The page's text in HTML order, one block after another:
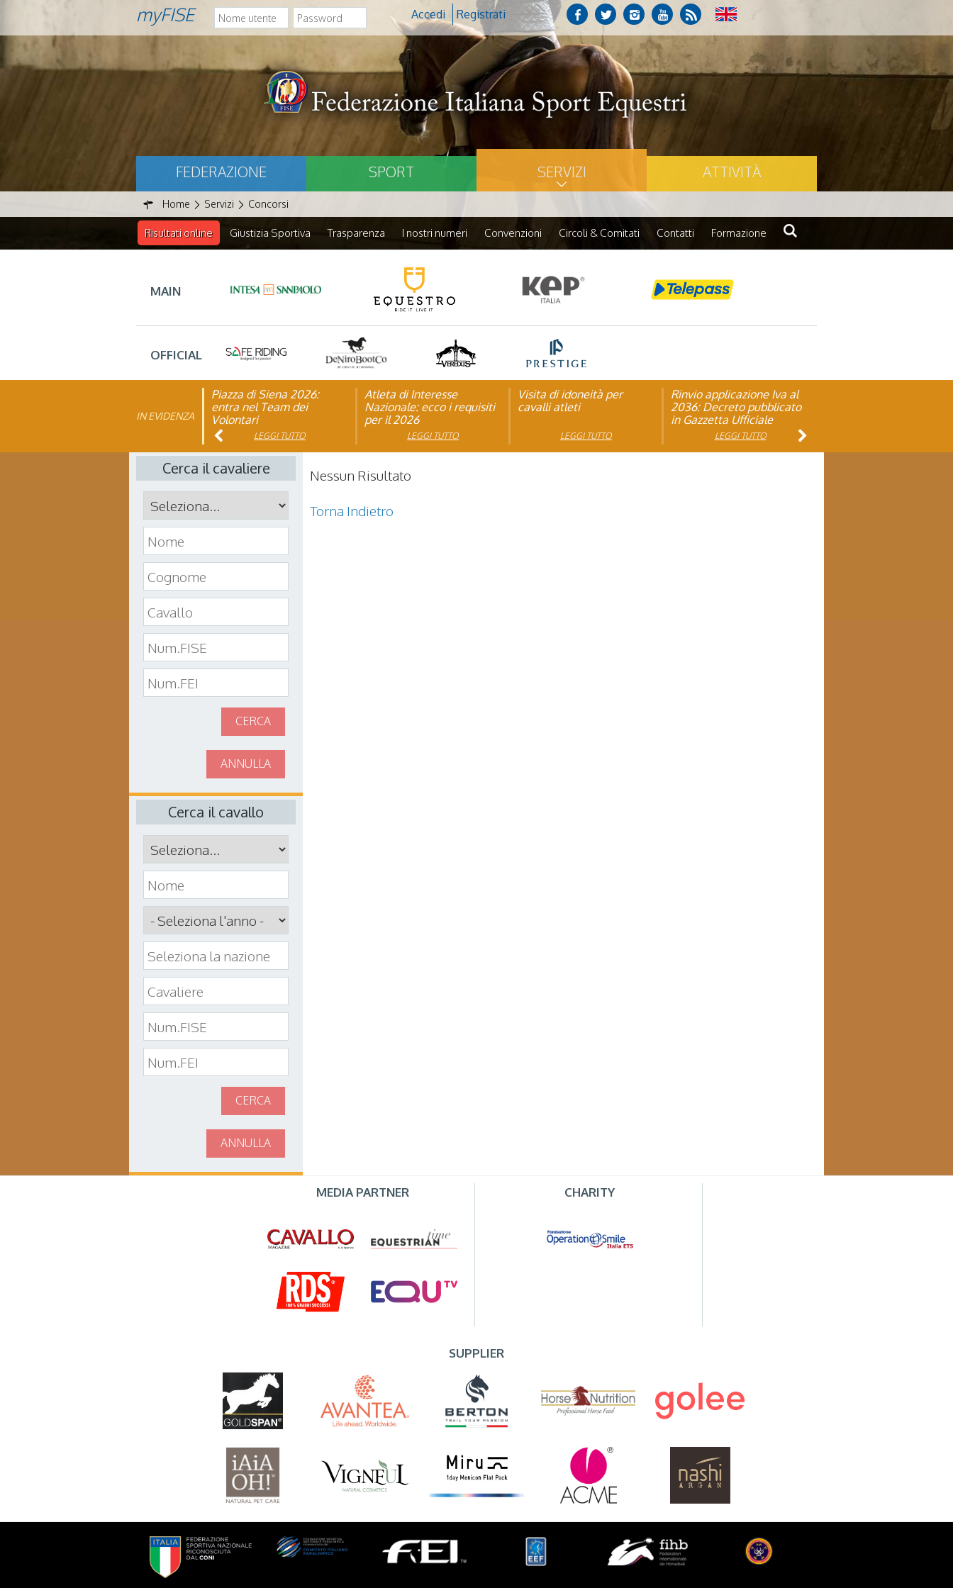
myFISE Accedi Registrati
FEDERAZIONE SPORT SERVIZI ATTIVITÀ
Home Servizi Concorsi
Risultati online Giustizia Sportiva Trasparenza I nostri numeri Convenzioni Circoli & Comitati Contatti Formazione
MAIN
OFFICIAL
IN EVIDENZA
Piazza di Siena 2026:
entra nel Team dei
Volontari
LEGGI TUTTO
Atleta di Interesse
Nazionale: ecco i requisiti
per il 2026
LEGGI TUTTO
Visita di idoneità per
cavalli atleti
LEGGI TUTTO
Rinvio applicazione Iva al
2036: Decreto pubblicato
in Gazzetta Ufficiale
LEGGI TUTTO
FISE: aperta la Campagna
affiliazione 2026
LEGGI TUTTO
Natale con la FISE: al via
la nona edizione
dell’iniziativa solidale della
Federazione Italiana Sport
LEGGI TUTTO
Studente Atleta di alto
livello: pubblicato il bando
2025/2026LEGGI TUTTO
Visita veterinaria annuale
LEGGI TUTTO
Cerca il cavaliere
CERCA
ANNULLA
Cerca il cavallo
CERCA
ANNULLA
Nessun Risultato
Torna Indietro
MEDIA PARTNER CHARITY
SUPPLIER